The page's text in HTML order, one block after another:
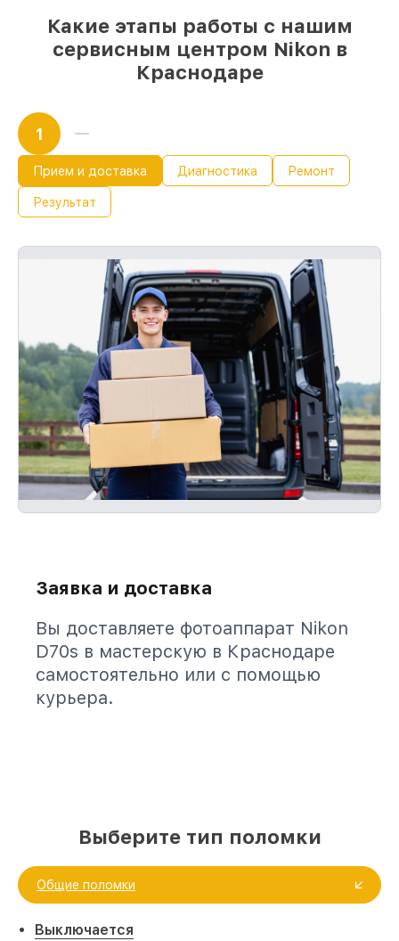
Какие этапы работы с нашим
сервисным центром Nikon в
Краснодаре
1
Прием и доставка Диагностика Ремонт
Результат
Заявка и доставка
Вы доставляете фотоаппарат Nikon
D70s в мастерскую в Краснодаре
самостоятельно или с помощью
курьера.
Выберите тип поломки
Общие поломки
Выключается